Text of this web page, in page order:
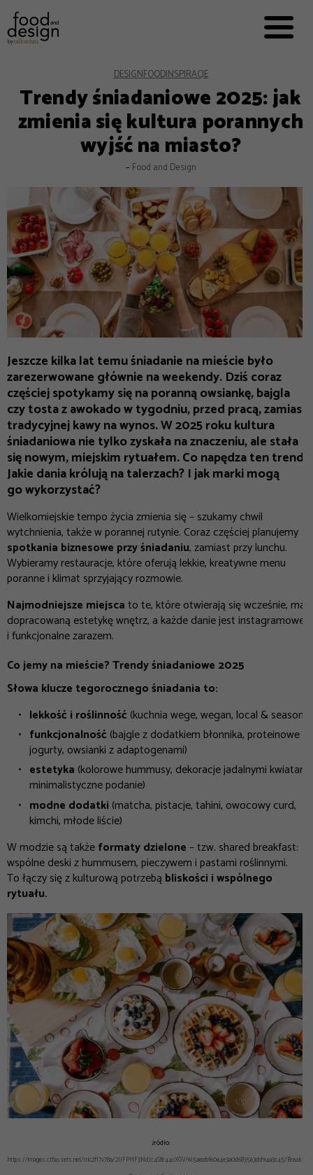


EKSPERCI
FOOD WORKING
E-BOOKI
O NAS
REKLAMA
DESIGNFOODINSPIRACJE
Trendy śniadaniowe 2025: jak
zmienia się kultura porannych
wyjść na miasto?
– Food and Design
Jeszcze kilka lat temu śniadanie na mieście było
zarezerwowane głównie na weekendy. Dziś coraz
częściej spotykamy się na poranną owsiankę, bajgla
czy tosta z awokado w tygodniu, przed pracą, zamiast
tradycyjnej kawy na wynos. W 2025 roku kultura
śniadaniowa nie tylko zyskała na znaczeniu, ale stała
się nowym, miejskim rytuałem. Co napędza ten trend?
Jakie dania królują na talerzach? I jak marki mogą
go wykorzystać?
Wielkomiejskie tempo życia zmienia się – szukamy chwil
wytchnienia, także w porannej rutynie. Coraz częściej planujemy
spotkania biznesowe przy śniadaniu, zamiast przy lunchu.
Wybieramy restauracje, które oferują lekkie, kreatywne menu
poranne i klimat sprzyjający rozmowie.
Najmodniejsze miejscato te, które otwierają się wcześnie, mają
dopracowaną estetykę wnętrz, a każde danie jest instagramowe
i funkcjonalne zarazem.
Co jemy na mieście? Trendy śniadaniowe 2025
Słowa klucze tegorocznego śniadania to:
lekkość i roślinność (kuchnia wege, wegan, local &
funkcjonalność (bajgle z dodatkiem błonnika, proteinowe
jogurty, owsianki z adaptogenami)
estetyka (kolorowe hummusy, dekoracje jadalnymi kwiatami,
minimalistyczne podanie)
modne dodatki (matcha, pistacje, tahini, owocowy curd,
kimchi, młode liście)
W modzie są takżeformaty dzielone– tzw. shared breakfast:
wspólne deski z hummusem, pieczywem i pastami roślinnymi.
To łączy się z kulturową potrzebąbliskości i wspólnego
rytuału.
źródło:
https://images.ctfassets.net/rric2f17v78a/2IlFPMF3NdJc4S8r44cXGV/615aeabf60e4e3a0d683563dd94a3c45/